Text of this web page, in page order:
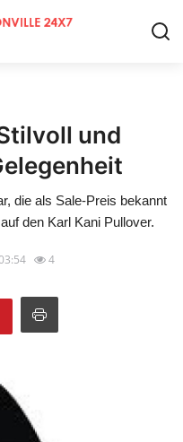
und
die als Sale-Preis bekannt
den Karl Kani Pullover.
4